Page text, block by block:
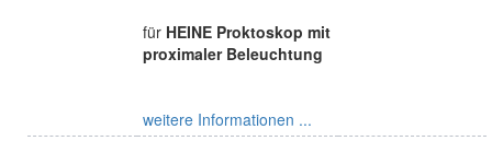
für HEINE Proktoskop mit
proximaler Beleuchtung
weitere Informationen ...